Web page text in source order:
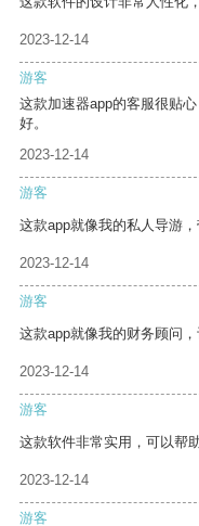
2023-12-14
游客
这款加速器app的客服很贴
好。
2023-12-14
游客
这款app就像我的私人导游
2023-12-14
游客
这款app就像我的财务顾问，
2023-12-14
游客
这款软件非常实用，可以帮
2023-12-14
游客